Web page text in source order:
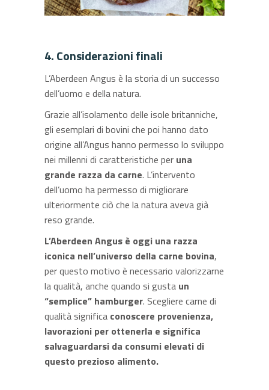
4. Considerazioni finali
L’Aberdeen Angus è la storia di un successo
dell’uomo e della natura.
Grazie all’isolamento delle isole britanniche,
gli esemplari di bovini che poi hanno dato
origine all’Angus hanno permesso lo sviluppo
nei millenni di caratteristiche per una
grande razza da carne. L’intervento
dell’uomo ha permesso di migliorare
ulteriormente ciò che la natura aveva già
reso grande.
L’Aberdeen Angus è oggi una razza
iconica nell’universo della carne bovina,
per questo motivo è necessario valorizzarne
la qualità, anche quando si gusta un
“semplice” hamburger. Scegliere carne di
qualità significa conoscere provenienza,
lavorazioni per ottenerla e significa
salvaguardarsi da consumi elevati di
questo prezioso alimento.